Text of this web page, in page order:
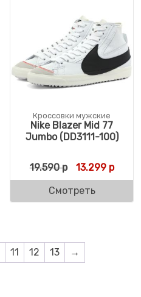
Кроссовки мужские
Nike Blazer Mid 77
Jumbo (DD3111-100)
19.590р 13.299р
Смотреть
11 12 13 →